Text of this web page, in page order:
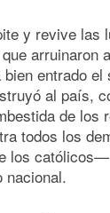
y revive las
arruinaron
bien entrado
al país,
de los
todos los
los
nacional.